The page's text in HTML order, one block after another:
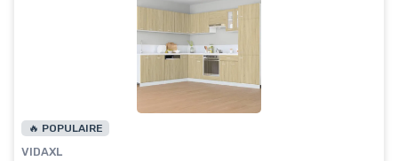
🔥 POPULAIRE
VIDAXL